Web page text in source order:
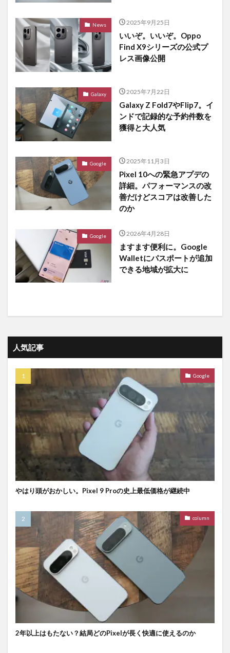
News 2025年9月25日
いいぞ。いいぞ。Oppo
Find X9シリーズの公式プ
レス画像公開
Galaxy 2025年7月22日
Galaxy Z Fold7やFlip7。イ
ンドで記録的な予約件数を
獲得と大人気
Google 2025年11月3日
Pixel 10への緊急アプデの
詳細。パフォーマンスの改
善だけどスコアは改善した
のか
Google 2026年4月28日
ますます便利に。Google
Walletにパスポートが追加
できる地域が拡大に
人気記事
Google
やはり頭がおかしい。Pixel 9 Proの史上最低価格が継続中
column
2年以上はもたない？結局どのPixelが長く快適に使えるのか